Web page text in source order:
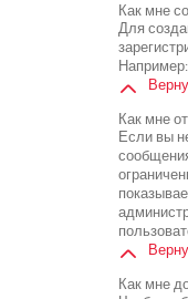
Как мне
Для
Как мне
Если вы
Как мне